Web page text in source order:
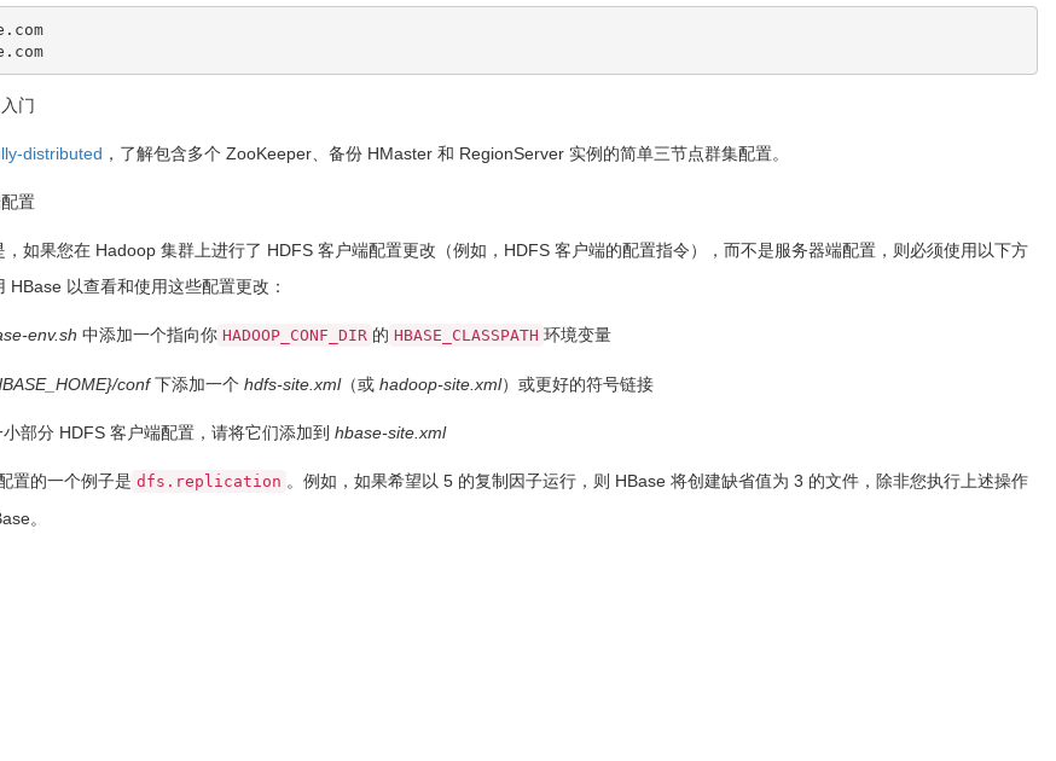
node-c.example.com
门
distributed ，了解包含多个 ZooKeeper、备份 HMaster 和 RegionServer 实例的简单三节点群集配置。
置
，如果您在 Hadoop 集群上进行了 HDFS 客户端配置更改（例如，HDFS 客户端的配置指令），而不是服务器端配置，则必须使用以下方
HBase 以查看和使用这些配置更改：
env.sh 中添加一个指向你 HADOOP_CONF_DIR 的 HBASE_CLASSPATH 环境变量
conf下添加一个 hdfs-site.xml（或 hadoop-site.xml）或更好的符号链接
小部分 HDFS 客户端配置，请将它们添加到 hbase-site.xml
置的一个例子是 dfs.replication 。例如，如果希望以 5 的复制因子运行，则 HBase 将创建缺省值为 3 的文件，除非您执行上述操作
。